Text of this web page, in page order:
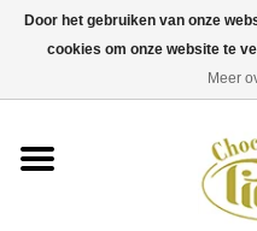
Verzending binnen Nederland
Door het gebruiken van onze
cookies om onze website te
Meer